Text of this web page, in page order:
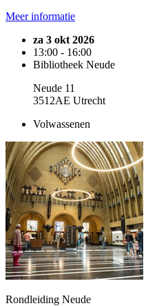
Meer informatie
za 3 okt 2026
13:00 - 16:00
Bibliotheek Neude
Neude 11
3512AE Utrecht
Volwassenen
Rondleiding Neude